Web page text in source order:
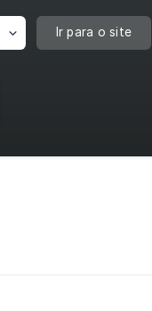
Ir para o site